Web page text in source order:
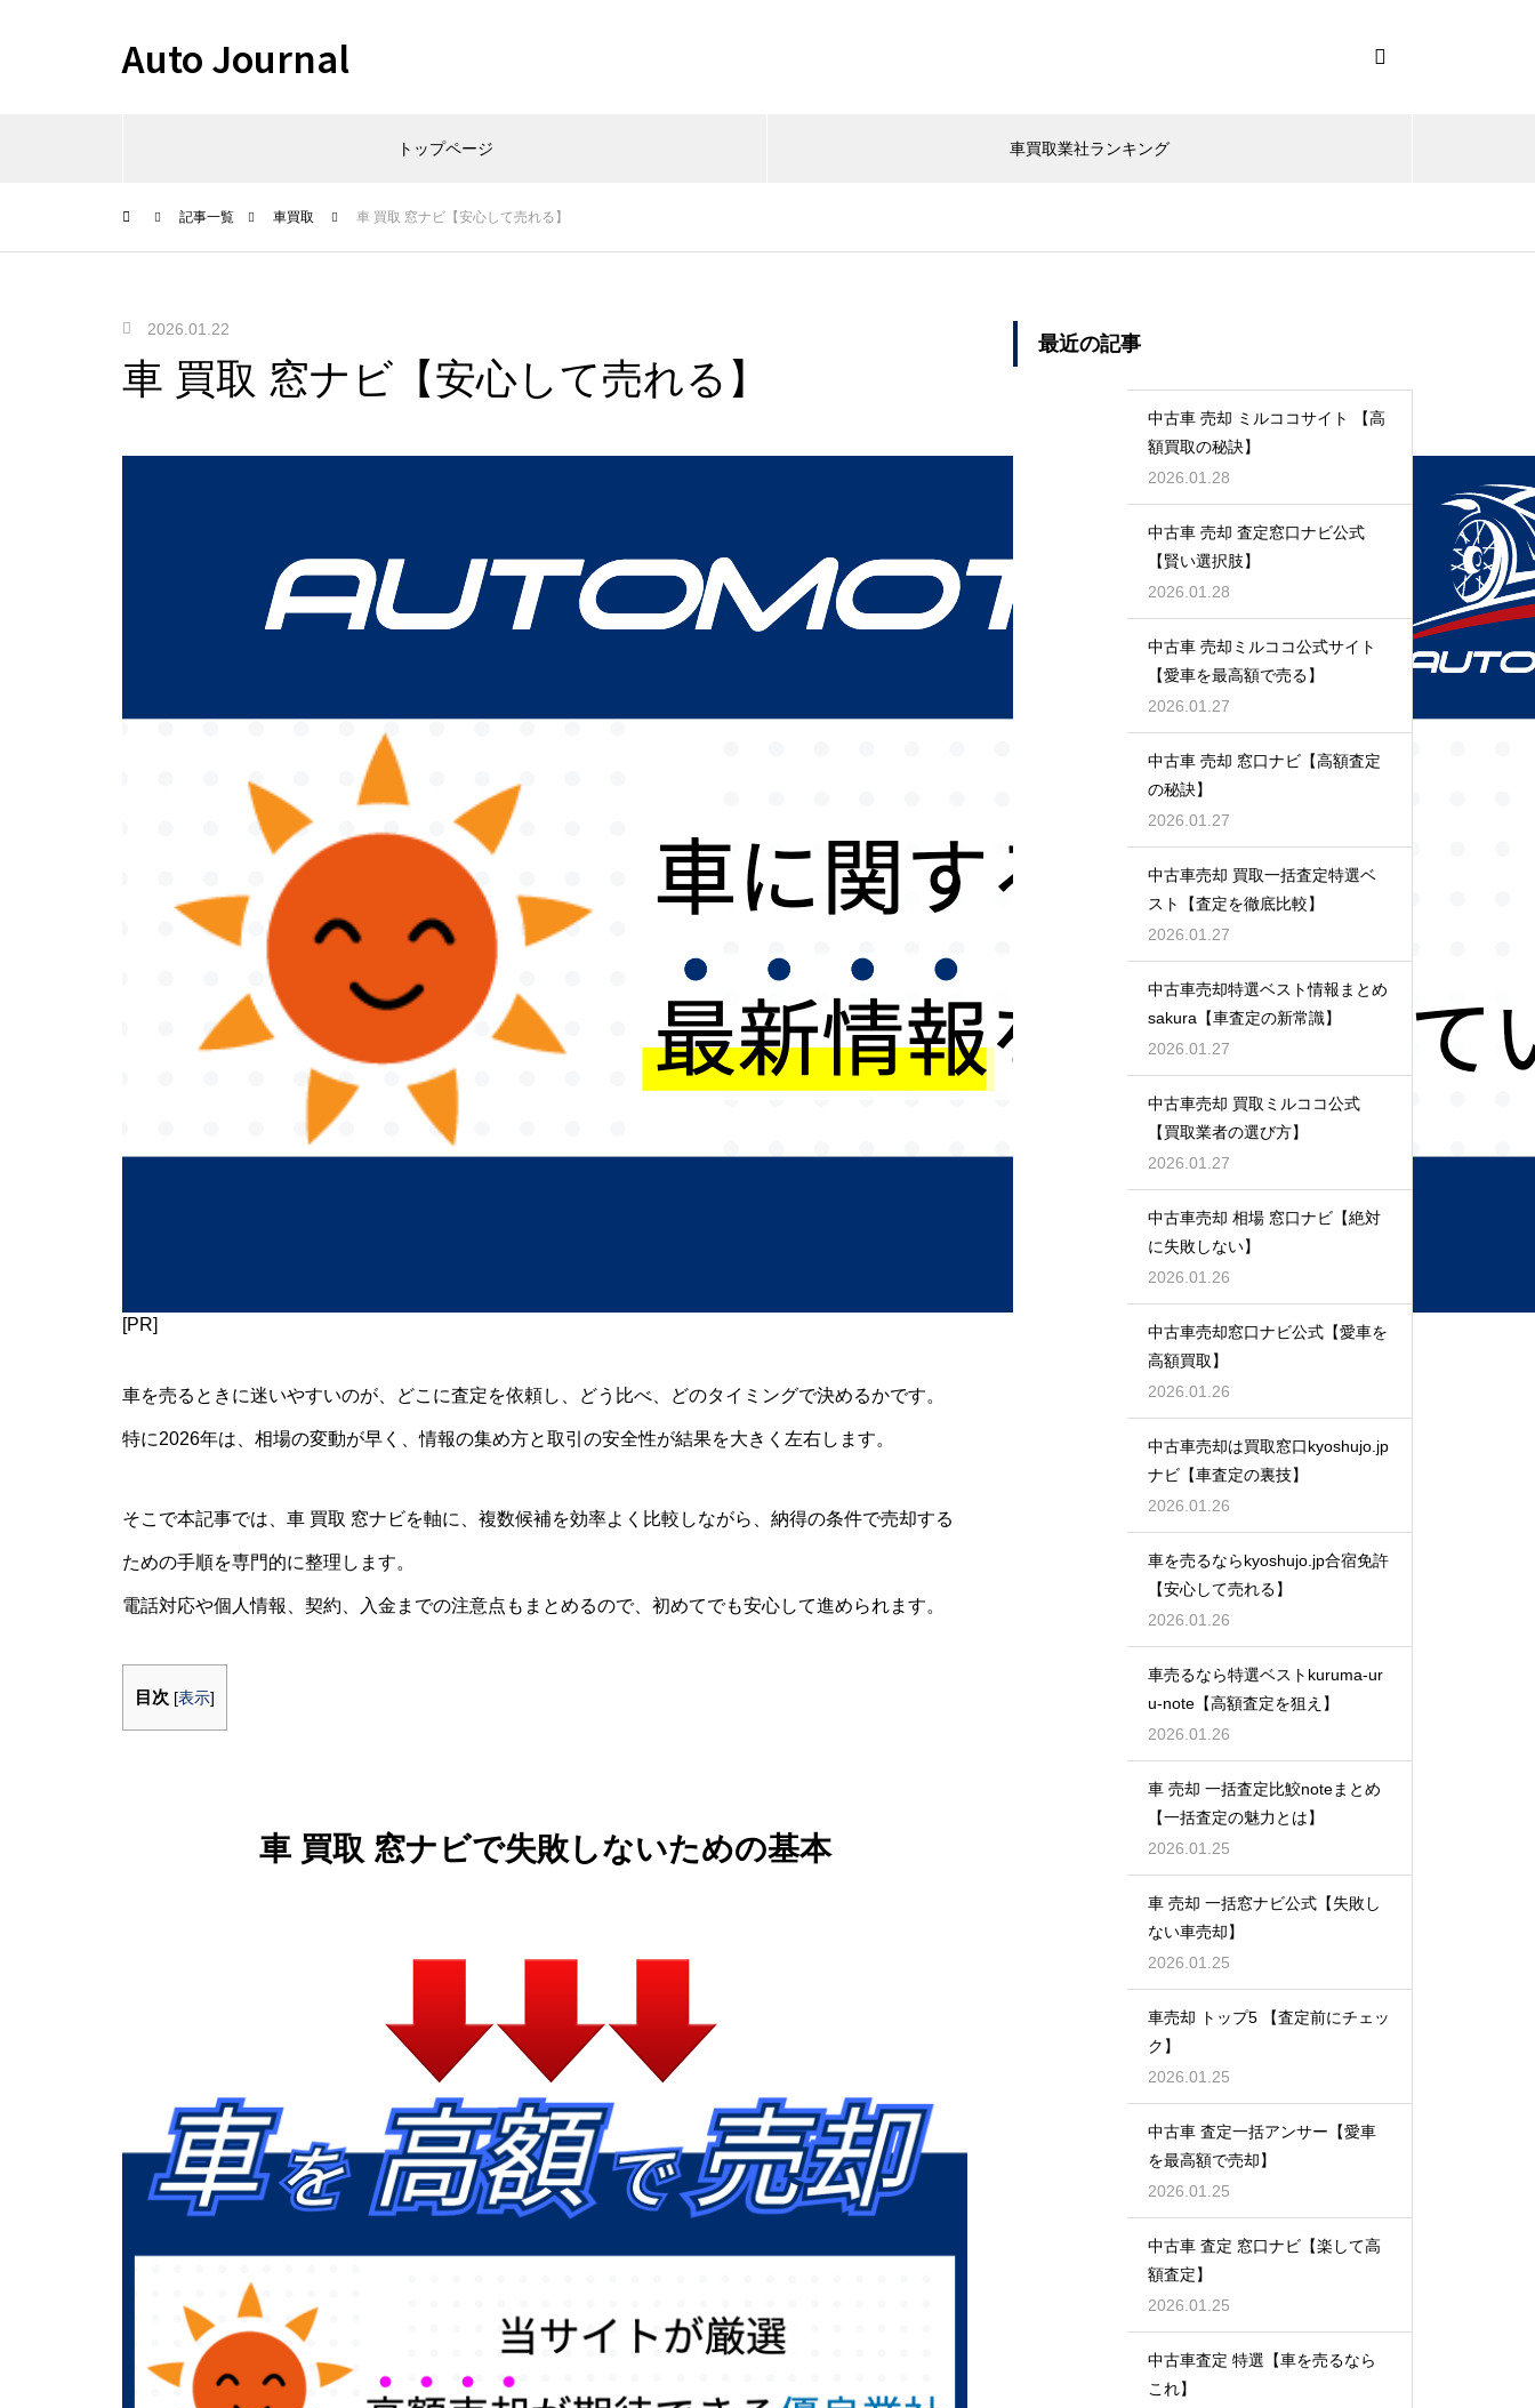
Auto Journal
トップページ 車買取業社ランキング
記事一覧 車買取 車 買取 窓ナビ【安心して売れる】
2026.01.22
車 買取 窓ナビ【安心して売れる】
[PR]
車を売るときに迷いやすいのが、どこに査定を依頼し、どう比べ、どのタイミングで決めるかです。
特に2026年は、相場の変動が早く、情報の集め方と取引の安全性が結果を大きく左右します。
そこで本記事では、車 買取 窓ナビを軸に、複数候補を効率よく比較しながら、納得の条件で売却する
ための手順を専門的に整理します。
電話対応や個人情報、契約、入金までの注意点もまとめるので、初めてでも安心して進められます。
目次 [表示]
車 買取 窓ナビで失敗しないための基本
最近の記事
中古車 売却 ミルココサイト 【高
額買取の秘訣】
2026.01.28
中古車 売却 査定窓口ナビ公式
【賢い選択肢】
2026.01.28
中古車 売却ミルココ公式サイト
【愛車を最高額で売る】
2026.01.27
中古車 売却 窓口ナビ【高額査定
の秘訣】
2026.01.27
中古車売却 買取一括査定特選ベ
スト【査定を徹底比較】
2026.01.27
中古車売却特選ベスト情報まとめ
sakura【車査定の新常識】
2026.01.27
中古車売却 買取ミルココ公式
【買取業者の選び方】
2026.01.27
中古車売却 相場 窓口ナビ【絶対
に失敗しない】
2026.01.26
中古車売却窓口ナビ公式【愛車を
高額買取】
2026.01.26
中古車売却は買取窓口kyoshujo.jp
ナビ【車査定の裏技】
2026.01.26
車を売るならkyoshujo.jp合宿免許
【安心して売れる】
2026.01.26
車売るなら特選ベストkuruma-ur
u-note【高額査定を狙え】
2026.01.26
車 売却 一括査定比鮫noteまとめ
【一括査定の魅力とは】
2026.01.25
車 売却 一括窓ナビ公式【失敗し
ない車売却】
2026.01.25
車売却 トップ5 【査定前にチェッ
ク】
2026.01.25
中古車 査定一括アンサー【愛車
を最高額で売却】
2026.01.25
中古車 査定 窓口ナビ【楽して高
額査定】
2026.01.25
中古車査定 特選【車を売るなら
これ】